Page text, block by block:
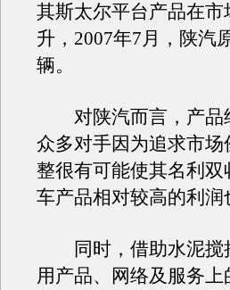
其斯太尔平台产品在
升，2007年7月，陕汽
辆。
对陕汽而言，产品
众多对手因为追求市
整很有可能使其名利
车产品相对较高的利润
同时，借助水泥搅
用产品、网络及服务